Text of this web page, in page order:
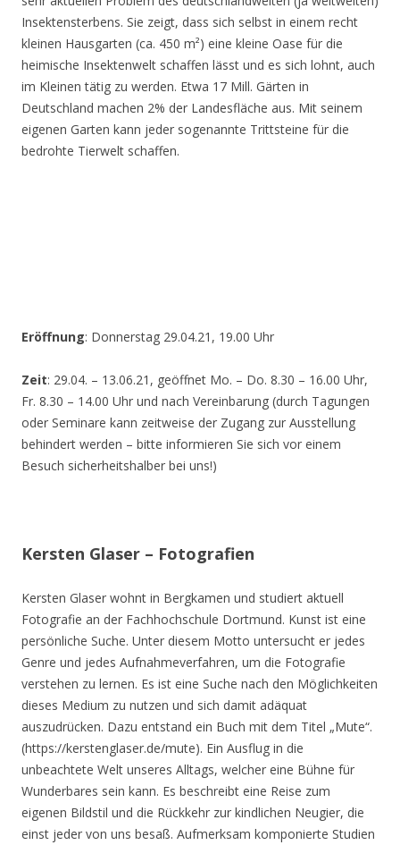
Insektensterbens. Sie zeigt, dass sich selbst in einem recht
kleinen Hausgarten (ca. 450 m²) eine kleine Oase für die
heimische Insektenwelt schaffen lässt und es sich lohnt, auch
im Kleinen tätig zu werden. Etwa 17 Mill. Gärten in
Deutschland machen 2% der Landesfläche aus. Mit seinem
eigenen Garten kann jeder sogenannte Trittsteine für die
bedrohte Tierwelt schaffen.
Eröffnung: Donnerstag 29.04.21, 19.00 Uhr
Zeit: 29.04. – 13.06.21, geöffnet Mo. – Do. 8.30 – 16.00 Uhr,
Fr. 8.30 – 14.00 Uhr und nach Vereinbarung (durch Tagungen
oder Seminare kann zeitweise der Zugang zur Ausstellung
behindert werden – bitte informieren Sie sich vor einem
Besuch sicherheitshalber bei uns!)
Kersten Glaser – Fotografien
Kersten Glaser wohnt in Bergkamen und studiert aktuell
Fotografie an der Fachhochschule Dortmund. Kunst ist eine
persönliche Suche. Unter diesem Motto untersucht er jedes
Genre und jedes Aufnahmeverfahren, um die Fotografie
verstehen zu lernen. Es ist eine Suche nach den Möglichkeiten
dieses Medium zu nutzen und sich damit adäquat
auszudrücken. Dazu entstand ein Buch mit dem Titel „Mute“.
(https://kerstenglaser.de/mute). Ein Ausflug in die
unbeachtete Welt unseres Alltags, welcher eine Bühne für
Wunderbares sein kann. Es beschreibt eine Reise zum
eigenen Bildstil und die Rückkehr zur kindlichen Neugier, die
einst jeder von uns besaß. Aufmerksam komponierte Studien